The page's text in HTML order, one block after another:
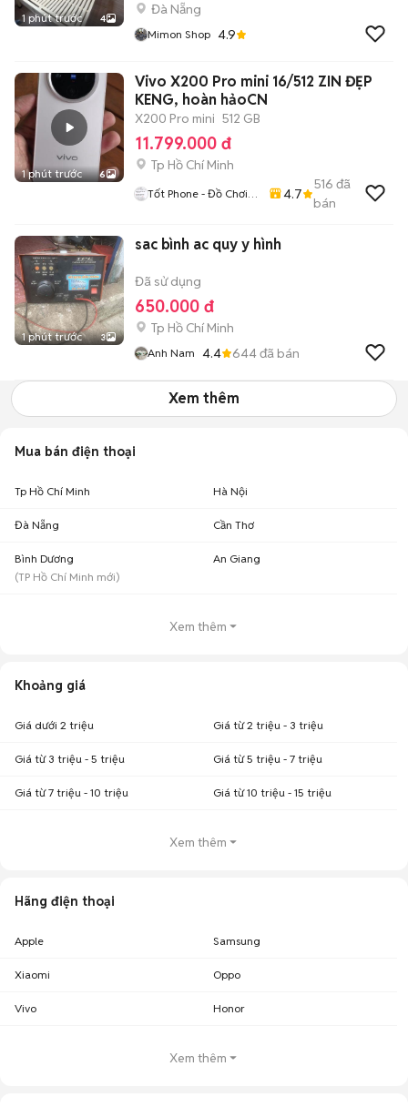
1 phút trước 4
Đà Nẵng
Mimon Shop 4.9
1 phút trước 6
Vivo X200 Pro mini 16/512 ZIN ĐẸP
KENG, hoàn hảoCN
X200 Pro mini 512 GB
11.799.000 đ
Tp Hồ Chí Minh
Tốt Phone - Đồ Chơi
4.7
516 đã
bán
1 phút trước 3
sac bình ac quy y hình
Đã sử dụng
650.000 đ
Tp Hồ Chí Minh
Anh Nam 4.4 644đã bán
Xem thêm
Mua bán điện thoại
Tp Hồ Chí Minh Hà Nội
Đà Nẵng Cần Thơ
Bình Dương
(TP Hồ Chí Minh mới)
An Giang
Xem thêm
Khoảng giá
Giá dưới 2 triệu Giá từ 2 triệu - 3 triệu
Giá từ 3 triệu - 5 triệu Giá từ 5 triệu - 7 triệu
Giá từ 7 triệu - 10 triệu Giá từ 10 triệu - 15 triệu
Xem thêm
Hãng điện thoại
Apple Samsung
Xiaomi Oppo
Vivo Honor
Xem thêm